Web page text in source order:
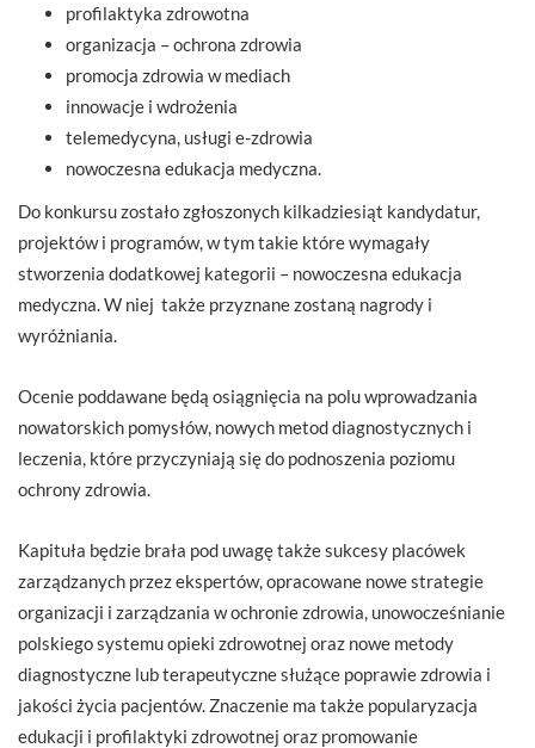
profilaktyka zdrowotna
organizacja – ochrona zdrowia
promocja zdrowia w mediach
innowacje i wdrożenia
telemedycyna, usługi e-zdrowia
nowoczesna edukacja medyczna.
Do konkursu zostało zgłoszonych kilkadziesiąt kandydatur,
projektów i programów, w tym takie które wymagały
stworzenia dodatkowej kategorii – nowoczesna edukacja
medyczna. W niej także przyznane zostaną nagrody i
wyróżniania.
Ocenie poddawane będą osiągnięcia na polu wprowadzania
nowatorskich pomysłów, nowych metod diagnostycznych i
leczenia, które przyczyniają się do podnoszenia poziomu
ochrony zdrowia.
Kapituła będzie brała pod uwagę także sukcesy placówek
zarządzanych przez ekspertów, opracowane nowe strategie
organizacji i zarządzania w ochronie zdrowia, unowocześnianie
polskiego systemu opieki zdrowotnej oraz nowe metody
diagnostyczne lub terapeutyczne służące poprawie zdrowia i
jakości życia pacjentów. Znaczenie ma także popularyzacja
edukacji i profilaktyki zdrowotnej oraz promowanie